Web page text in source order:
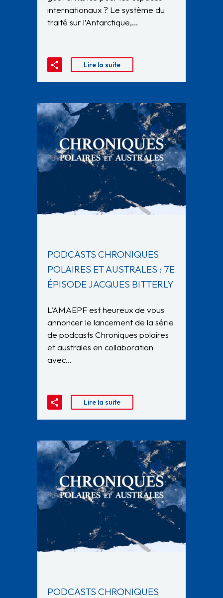
internationaux ? Le système du
traité sur l’Antarctique,…
Lire la suite
PODCASTS CHRONIQUES
POLAIRES ET AUSTRALES : 7E
ÉPISODE JACQUES BITTERLY
L’AMAEPF est heureux de vous
annoncer le lancement de la série
de podcasts Chroniques polaires
et australes en collaboration
avec…
Lire la suite
PODCASTS CHRONIQUES